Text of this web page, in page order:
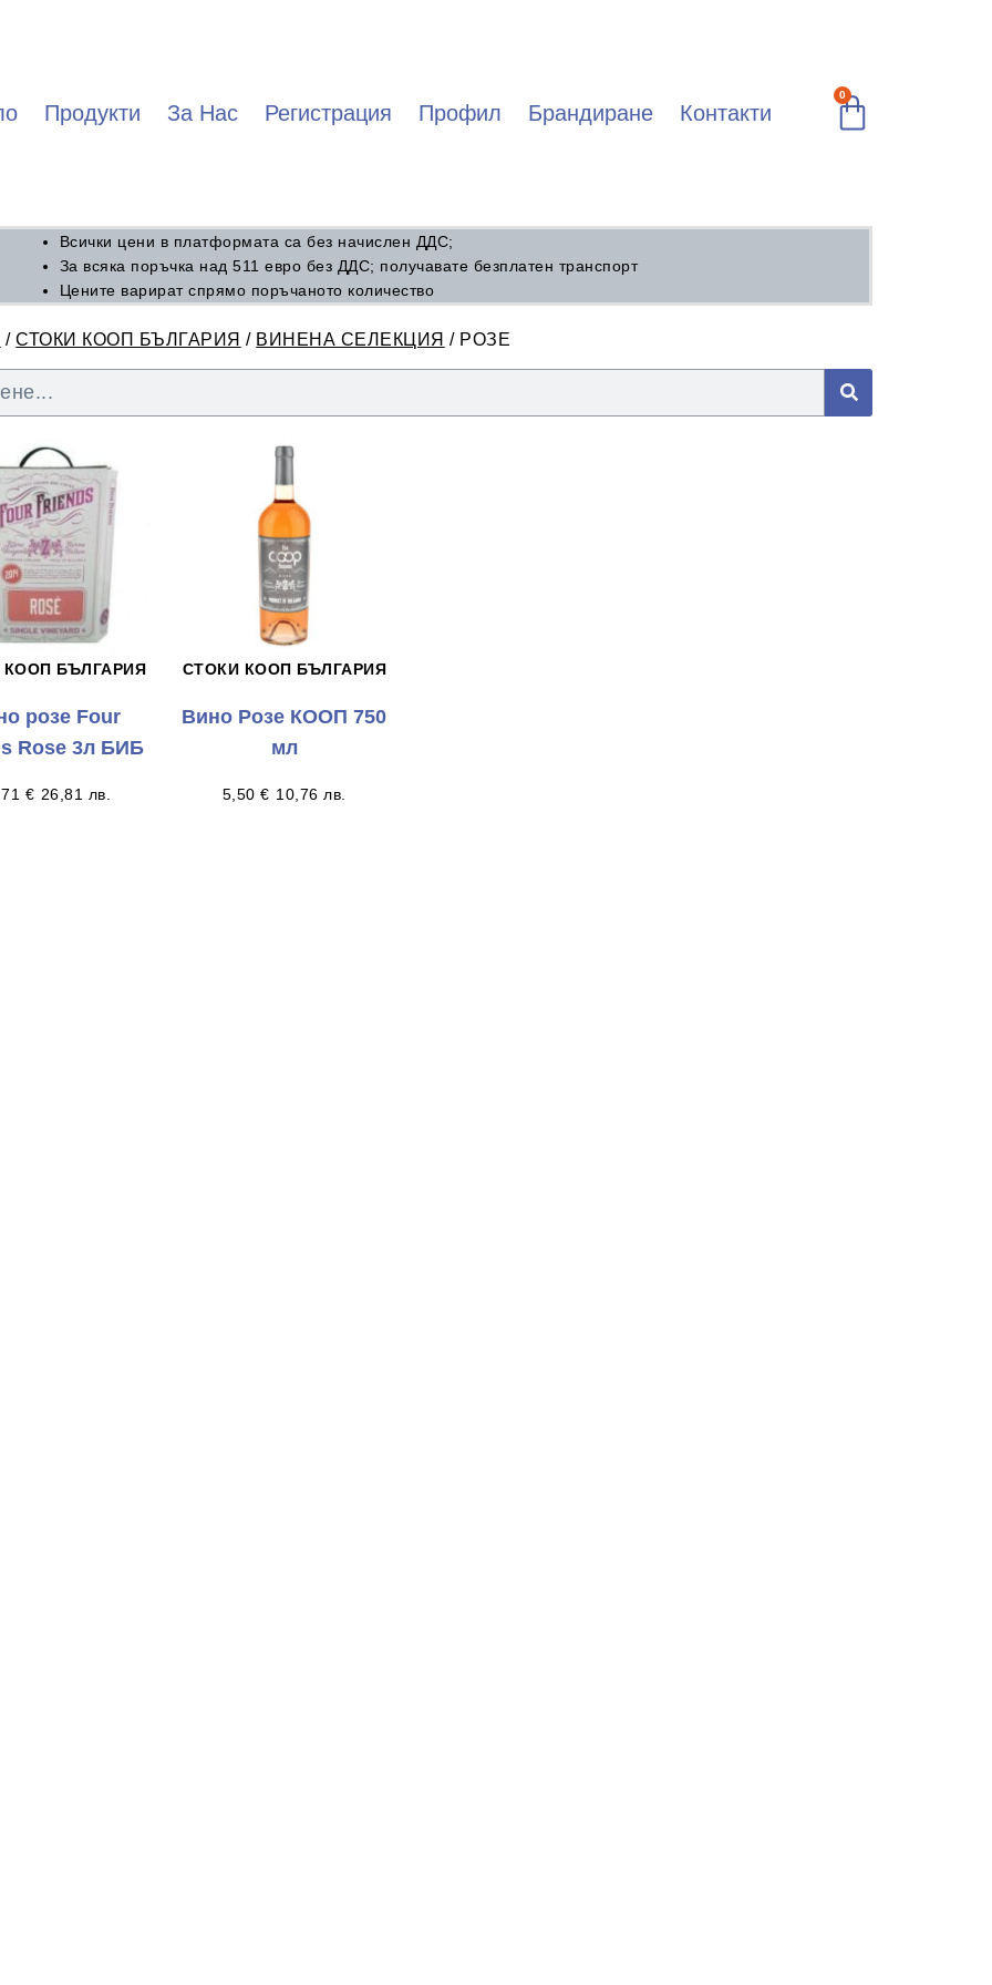
Продукти За Нас Регистрация Профил Брандиране Контакти
0
Всички цени в платформата са без начислен ДДС;
За всяка поръчка над 511 евро без ДДС; получавате безплатен транспорт
Цените варират спрямо поръчаното количество
/СТОКИ КООП БЪЛГАРИЯ / ВИНЕНА СЕЛЕКЦИЯ / РОЗЕ
КООП БЪЛГАРИЯ
розе Four
Rose 3л БИБ
€ 26,81 лв.
СТОКИ КООП БЪЛГАРИЯ
Вино Розе КООП 750
мл
5,50€ 10,76лв.